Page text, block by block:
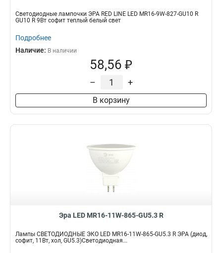
Светодиодные лампочки ЭРА RED LINE LED MR16-9W-827-GU10 R
GU10 R 9Вт софит теплый белый свет
Подробнее
Наличие: В наличии
58,56 ₽
– +
В корзину
Эра LED MR16-11W-865-GU5.3 R
Лампы СВЕТОДИОДНЫЕ ЭКО LED MR16-11W-865-GU5.3 R ЭРА (диод,
софит, 11Вт, хол, GU5.3)Светодиодная...